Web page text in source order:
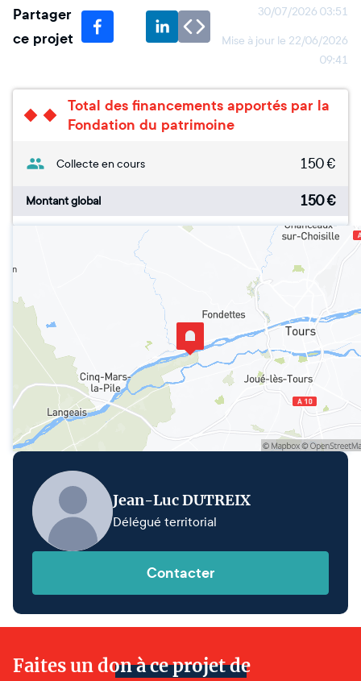
Partager
ce projet
30/07/2026 03:51
Mise à jour le 22/06/2026
09:41
Total des financements apportés par la
Fondation du patrimoine
Collecte en cours 150€
Montant global 150€
Jean-Luc DUTREIX
Délégué territorial
Contacter
Faites un don à ce projet de